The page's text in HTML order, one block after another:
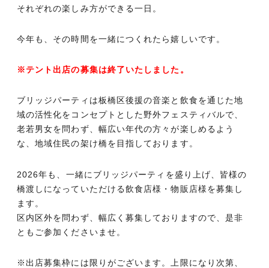
それぞれの楽しみ方ができる一日。
今年も、その時間を一緒につくれたら嬉しいです。
※テント出店の募集は終了いたしました。
ブリッジパーティは板橋区後援の音楽と飲食を通じた地
域の活性化をコンセプトとした野外フェスティバルで、
老若男女を問わず、幅広い年代の方々が楽しめるよう
な、地域住民の架け橋を目指しております。
2026年も、一緒にブリッジパーティを盛り上げ、皆様の
橋渡しになっていただける飲食店様・物販店様を募集し
ます。
区内区外を問わず、幅広く募集しておりますので、是非
ともご参加くださいませ。
※出店募集枠には限りがございます。上限になり次第、